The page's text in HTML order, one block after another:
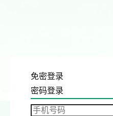
免密登录
密码登录